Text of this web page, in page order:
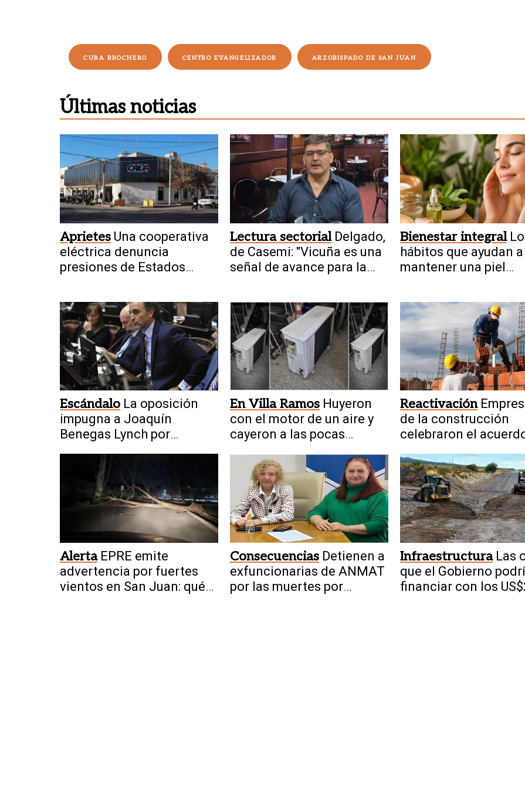
CURA BROCHERO CENTRO EVANGELIZADOR ARZOBISPADO DE SAN JUAN
Últimas noticias
Aprietes Una cooperativa
eléctrica denuncia
presiones de Estados
Lectura sectorial Delgado,
de Casemi: "Vicuña es una
señal de avance para la
Bienestar integral
hábitos que ayudan a
mantener una piel
Escándalo La oposición
impugna a Joaquín
Benegas Lynch por
intereses con la ley de
tierras
En Villa Ramos Huyeron
con el motor de un aire y
cayeron a las pocas
Reactivación
de la construcción
celebraron el
Alerta EPRE emite
advertencia por fuertes
vientos en San Juan: qué
Consecuencias Detienen a
exfuncionarias de ANMAT
por las muertes por
Infraestructura Las
que el Gobierno
financiar con los